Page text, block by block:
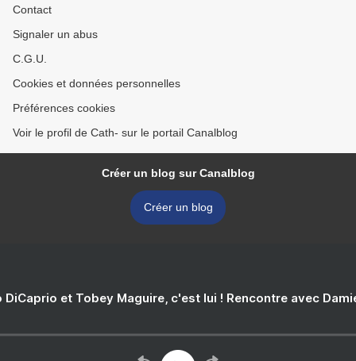
Contact
Signaler un abus
C.G.U.
Cookies et données personnelles
Préférences cookies
Voir le profil de Cath- sur le portail Canalblog
Créer un blog sur Canalblog
Créer un blog
DiCaprio et Tobey Maguire, c'est lui ! Rencontre avec